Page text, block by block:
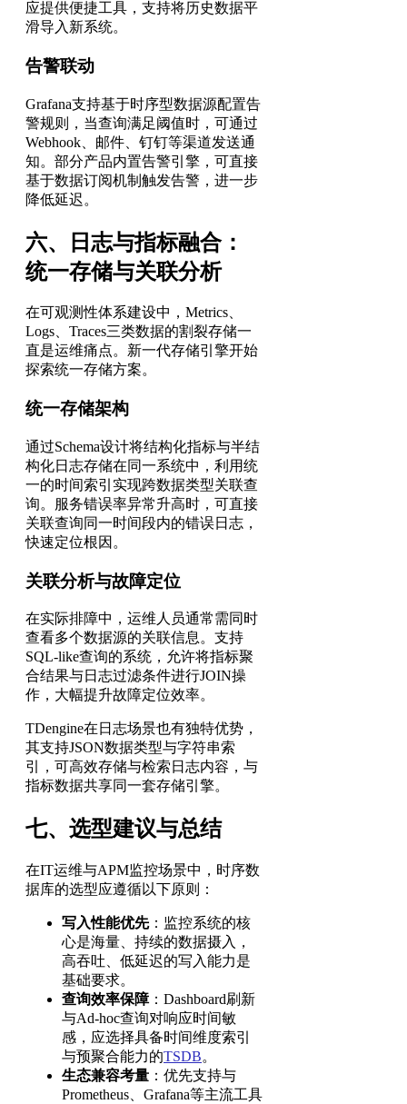
应提供便捷工具，支持将历史数据平
滑导入新系统。
告警联动
Grafana支持基于时序型数据源配置告
警规则，当查询满足阈值时，可通过
Webhook、邮件、钉钉等渠道发送通
知。部分产品内置告警引擎，可直接
基于数据订阅机制触发告警，进一步
降低延迟。
六、日志与指标融合：
统一存储与关联分析
在可观测性体系建设中，Metrics、
Logs、Traces三类数据的割裂存储一
直是运维痛点。新一代存储引擎开始
探索统一存储方案。
统一存储架构
通过Schema设计将结构化指标与半结
构化日志存储在同一系统中，利用统
一的时间索引实现跨数据类型关联查
询。服务错误率异常升高时，可直接
关联查询同一时间段内的错误日志，
快速定位根因。
关联分析与故障定位
在实际排障中，运维人员通常需同时
查看多个数据源的关联信息。支持
SQL-like查询的系统，允许将指标聚
合结果与日志过滤条件进行JOIN操
作，大幅提升故障定位效率。
TDengine在日志场景也有独特优势，
其支持JSON数据类型与字符串索
引，可高效存储与检索日志内容，与
指标数据共享同一套存储引擎。
七、选型建议与总结
在IT运维与APM监控场景中，时序数
据库的选型应遵循以下原则：
写入性能优先：监控系统的核
心是海量、持续的数据摄入，
高吞吐、低延迟的写入能力是
基础要求。
查询效率保障：Dashboard刷新
与Ad-hoc查询对响应时间敏
感，应选择具备时间维度索引
与预聚合能力的TSDB。
生态兼容考量 ：优先支持与
Prometheus、Grafana等主流工具